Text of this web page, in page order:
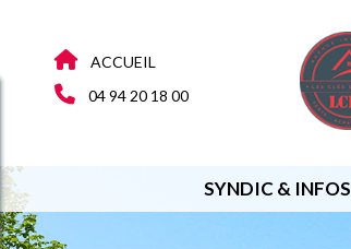
ACCUEIL
04 94 20 18 00
SYNDIC & INFOS